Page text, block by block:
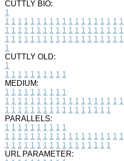
CUTTLY BIO:
1
1 1 1 1 1 1 1 1 1 1 1 1 1 1 1 1 1 1 1
1 1 1 1 1 1 1 1 1 1 1 1 1 1 1 1 1 1 1
1 1 1 1 1 1 1 1 1 1 1 1 1 1 1 1 1 1 1
1
CUTTLY OLD:
1
1 1 1 1 1 1 1 1 1 1
MEDIUM:
1 1 1 1 1 1 1 1 1 1
1 1 1 1 1 1 1 1 1 1 1 1 1 1 1 1 1 1 1
1 1 1 1 1 1 1 1 1 1 1 1 1 1 1 1 1
PARALLELS:
1 1 1 1 1 1 1 1 1 1
1 1 1 1 1 1 1 1 1 1 1 1 1 1 1 1 1 1 1
1 1 1 1 1 1 1 1 1 1 1 1 1 1 1 1 1
URL PARAMETER: